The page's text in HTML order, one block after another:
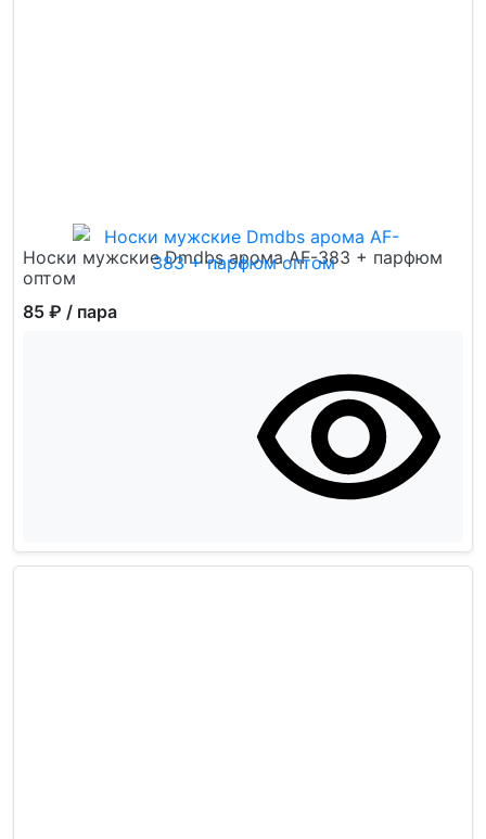
Носки мужские Dmdbs арома AF-383 + парфюм
оптом
85 ₽ / пара